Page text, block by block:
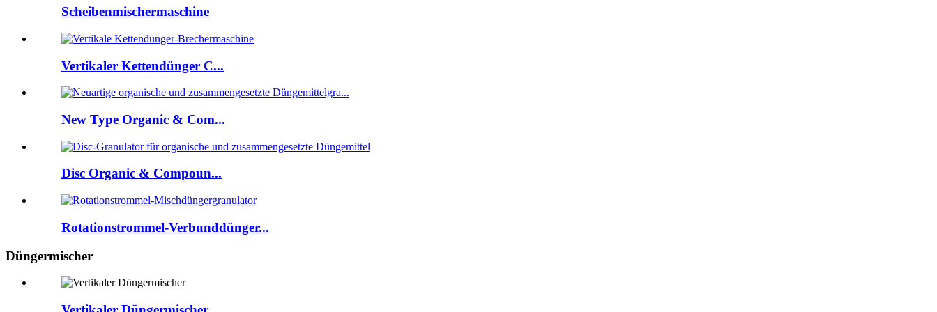
Scheibenmischermaschine
Vertikaler Kettendünger C...
New Type Organic & Com...
Disc Organic & Compoun...
Rotationstrommel-Verbunddünger...
Düngermischer